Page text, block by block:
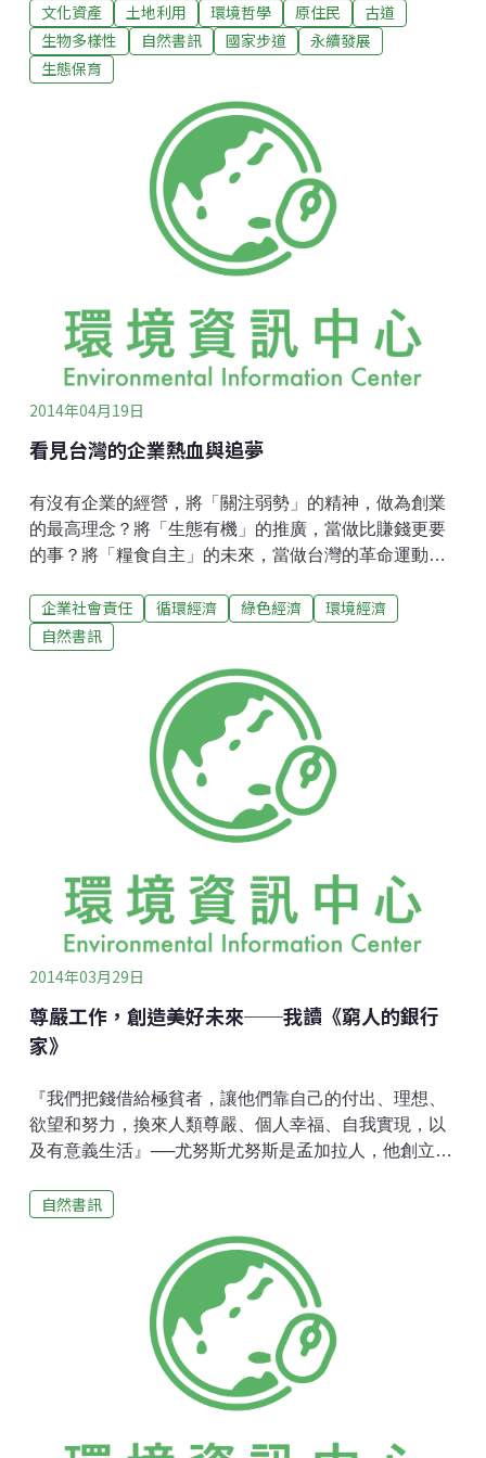
也曾被人遺忘消失在自然演進中。近日，古道研究學者
楊南郡及徐如林伉儷，將浸水營古道的調查研究寫成
書，喚醒人們對古道的歷史記憶。 楊南郡說，浸水營古
道是一條貫穿台灣歷史的古道，那是曾經生活在這島嶼
上的人們，以生命血肉寫成的感人故事。古蹟斑斑 見
證台灣族群包容力「了解地理才能進一步研究歷史和人
類學」楊南郡在15日《浸水營古道：一條走過500年的
路》新書發表會上說，這條古道歷經大航海、清朝、日
治時代，簡直就是一部活歷史。 這一條路原本是卑南
族、排灣族連絡南台灣東西兩岸的社路，歷經清朝、日
治時代，因兩道稜線坡度和緩，路線幾乎連成一直線，
在南台灣快速生長
文化資產 土地利用 環境哲學 原住民
古道
生物多樣性
自然書訊 國家步道
永續發展
生態保育
2014年04月19日
看見台灣的企業熱血與追夢
有沒有企業的經營，將「關注弱勢」的精神，做為創業
的最高理念？將「生態有機」的推廣，當做比賺錢更要
的事？將「糧食自主」的未來，當做台灣的革命運動？
集結，讓大家見證台灣的生命力！「喜願共和國」一個
做麵包的企業。從本土小麥的生產，思考糧食自主的重
生產、在地加工、在地消費」用這樣的理念，讓農業可
以在台灣再創新機！用提高國產雜糧的自給率為目標，
復育本土小麥的栽種，用改變土地的風景，為弱勢小農
做一件有力的行動！「四方報」一份專為在台異鄉人辦
的報紙。於2011年已有柬埔寨文、菲文、印尼文、和越
文泰文五國語言的報種，屬於關注移民媒體的文創事
業。來台工作的移民，看到親切的家鄉文字，那種心裡
力的開創這片文字藍海，慢慢加進許多在地移民的心
聲，讓異鄉遊子的生命故事能得到
企業社會責任 循環經濟 綠色經濟
環境經濟
自然書訊
2014年03月29日
尊嚴工作，創造美好未來──我讀《窮人的銀行
家》
『我們把錢借給極貧者，讓他們靠自己的付出、理想、
欲望和努力，換來人類尊嚴、個人幸福、自我實現，以
及有意義生活』──尤努斯尤努斯是孟加拉人，他創立了
女，幫助她們改變自己的人生。到2007年，共貸款給
敏模式，他也在2006年獲頒諾貝爾和平獎。微型貸款 貧
窮的轉機尤努斯本來是一位孟加拉經濟學教授，無意間
發現孟加拉的窮人難以生存的原因，皆是因為每日所
得，僅能填飽當天的肚子。一家大小，吃不好也住不
好，孩子更沒有錢上學，不論是醫療、健康、飲水、食
物、住家等…全都困在貧窮的底線。尤其是女人，更是
沒有地位與人權，終日、終身可能都要勤奮工作，才能
自然書訊